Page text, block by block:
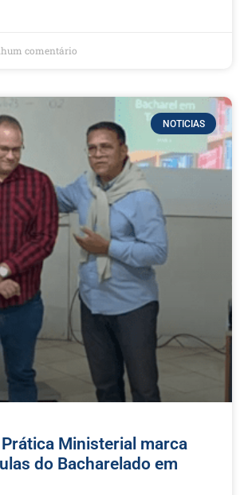
comentário
NOTICIAS
Ministerial marca
do Bacharelado em